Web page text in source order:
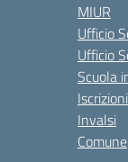
MIUR
Ufficio
Ufficio
Scuola
Invalsi
Comune